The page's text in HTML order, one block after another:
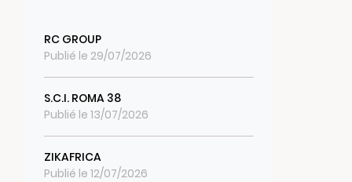
RC GROUP
Publié le 29/07/2026
S.C.I. ROMA 38
Publié le 13/07/2026
ZIKAFRICA
Publié le 12/07/2026